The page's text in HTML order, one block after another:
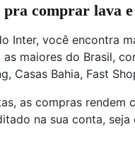
comprar lava e
Inter, você encontra
maiores do Brasil,
Casas Bahia, Fast
as compras rendem
na sua conta, seja